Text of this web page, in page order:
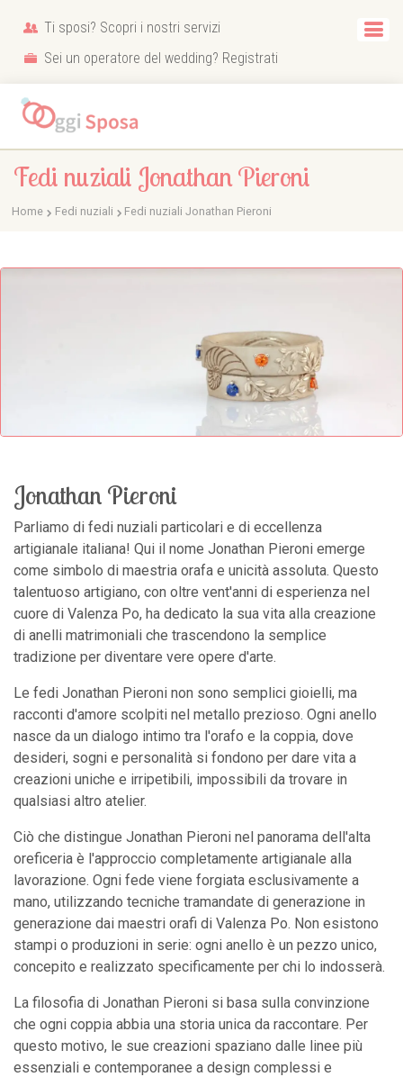
Ti sposi? Scopri i nostri servizi
Sei un operatore del wedding? Registrati
Fedi nuziali Jonathan Pieroni
Home Fedi nuziali Fedi nuziali Jonathan Pieroni
Jonathan Pieroni
Parliamo di fedi nuziali particolari e di eccellenza
artigianale italiana! Qui il nome Jonathan Pieroni emerge
come simbolo di maestria orafa e unicità assoluta. Questo
talentuoso artigiano, con oltre vent'anni di esperienza nel
cuore di Valenza Po, ha dedicato la sua vita alla creazione
di anelli matrimoniali che trascendono la semplice
tradizione per diventare vere opere d'arte.
Le fedi Jonathan Pieroni non sono semplici gioielli, ma
racconti d'amore scolpiti nel metallo prezioso. Ogni anello
nasce da un dialogo intimo tra l'orafo e la coppia, dove
desideri, sogni e personalità si fondono per dare vita a
creazioni uniche e irripetibili, impossibili da trovare in
qualsiasi altro atelier.
Ciò che distingue Jonathan Pieroni nel panorama dell'alta
oreficeria è l'approccio completamente artigianale alla
lavorazione. Ogni fede viene forgiata esclusivamente a
mano, utilizzando tecniche tramandate di generazione in
generazione dai maestri orafi di Valenza Po. Non esistono
stampi o produzioni in serie: ogni anello è un pezzo unico,
concepito e realizzato specificamente per chi lo indosserà.
La filosofia di Jonathan Pieroni si basa sulla convinzione
che ogni coppia abbia una storia unica da raccontare. Per
questo motivo, le sue creazioni spaziano dalle linee più
essenziali e contemporanee a design complessi e